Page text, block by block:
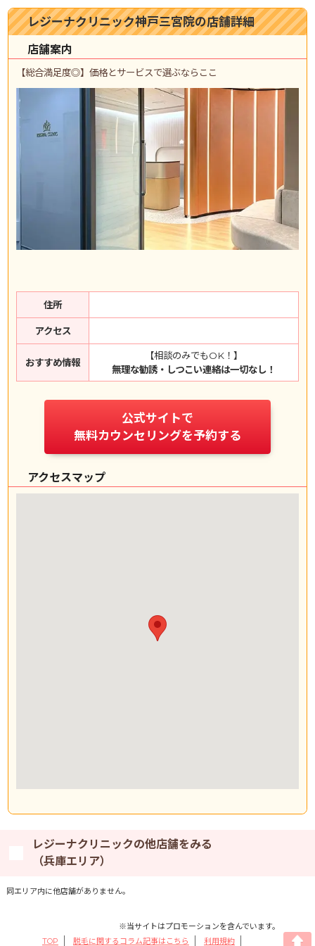
レジーナクリニック神戸三宮院の店舗詳細
店舗案内
【総合満足度◎】価格とサービスで選ぶならここ
住所
アクセス
おすすめ情報
【相談のみでもOK！】
無理な勧誘・しつこい連絡は一切なし！
公式サイトで
無料カウンセリングを予約する
アクセスマップ
レジーナクリニックの他店舗をみる
（兵庫エリア）
同エリア内に他店舗がありません。
※当サイトはプロモーションを含んでいます。
TOP
脱毛に関するコラム記事はこちら 利用規約